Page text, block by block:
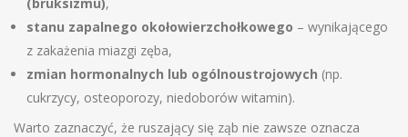
stanu zapalnego okołowierzchołkowego – wynikającego
z zakażenia miazgi zęba,
zmian hormonalnych lub ogólnoustrojowych (np.
cukrzycy, osteoporozy, niedoborów witamin).
Warto zaznaczyć, że ruszający się ząb nie zawsze oznacza